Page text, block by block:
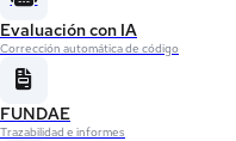
Evaluación con IA
Corrección automática de código
FUNDAE
Trazabilidad e informes